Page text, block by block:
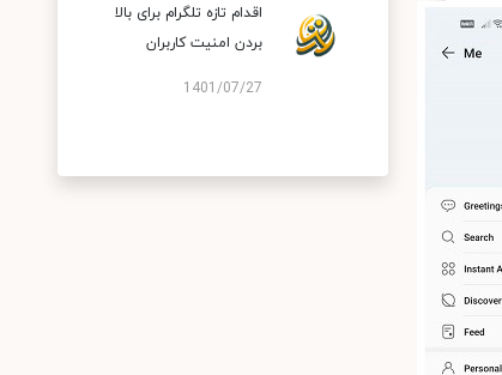
اقدام تازه تلگرام برای بالا
بردن امنیت کاربران
1401/07/27